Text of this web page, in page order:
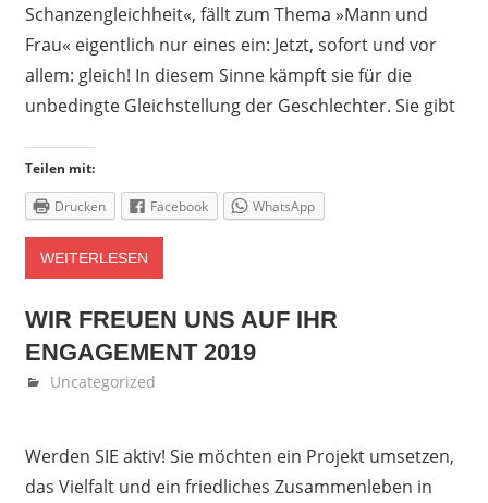
Schanzengleichheit«, fällt zum Thema »Mann und
Frau« eigentlich nur eines ein: Jetzt, sofort und vor
allem: gleich! In diesem Sinne kämpft sie für die
unbedingte Gleichstellung der Geschlechter. Sie gibt
Teilen mit:
Drucken Facebook WhatsApp
WEITERLESEN
WIR FREUEN UNS AUF IHR
ENGAGEMENT 2019
November 22, 2018
Fedor Gehlen
Uncategorized
Werden SIE aktiv! Sie möchten ein Projekt umsetzen,
das Vielfalt und ein friedliches Zusammenleben in